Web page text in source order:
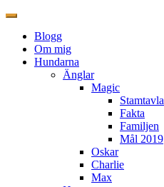
Blogg
Om mig
Hundarna
Änglar
Magic
Stamtavla
Fakta
Familjen
Mål 2019
Oskar
Charlie
Max